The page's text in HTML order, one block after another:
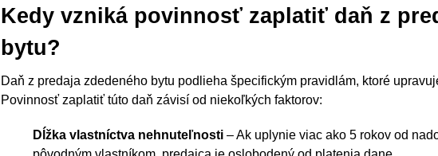
Kedy vzniká povinnosť zaplatiť daň z
bytu?
Daň z predaja zdedeného bytu podlieha špecifickým pravidlám, ktoré
Povinnosť zaplatiť túto daň závisí od niekoľkých faktorov:
Dĺžka vlastníctva nehnuteľnosti – Ak uplynie viac ako 5 rokov od